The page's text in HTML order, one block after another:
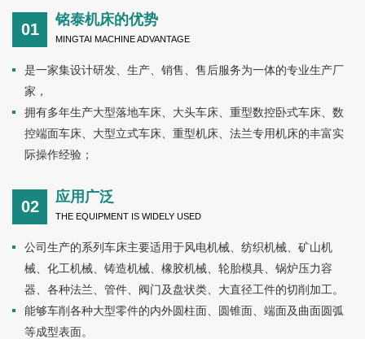
科学、创新、协作”的企业精神，为客户提供卓越的机床产品。我
们视产品的质量如企业的生命，放心的品质、更优质的服务，是
铭泰机床对每个客户的承诺··· ...
01
铭泰机床的优势
MINGTAI MACHINE ADVANTAGE
是一家集设计研发、生产、销售、售后服务为一体的专业生产厂
家，
拥有多年生产大型落地车床、大头车床、重型数控卧式车床、数
控端面车床、大型立式车床、重型机床、法兰专用机床的丰富实
际操作经验；
02
应用广泛
THE EQUIPMENT IS WIDELY USED
公司生产的系列车床主要适用于风电机械、纺织机械、矿山机
械、化工机械、铸造机械、橡胶机械、轮胎模具、锅炉压力容
器、各种法兰、管件、阀门及盘状类、大直径工件的切削加工。
能够车削各种大型零件的内外圆柱面、圆锥面、端面及曲面圆弧
等成型表面。